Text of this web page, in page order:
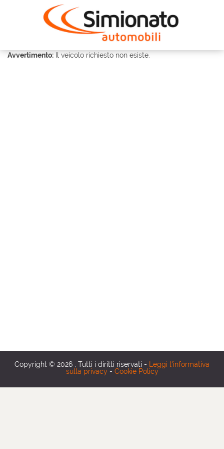
Avvertimento: Il veicolo richiesto non esiste.
Copyright © 2026 , Tutti i diritti riservati -
Leggi l'informativa
sulla privacy- Cookie Policy